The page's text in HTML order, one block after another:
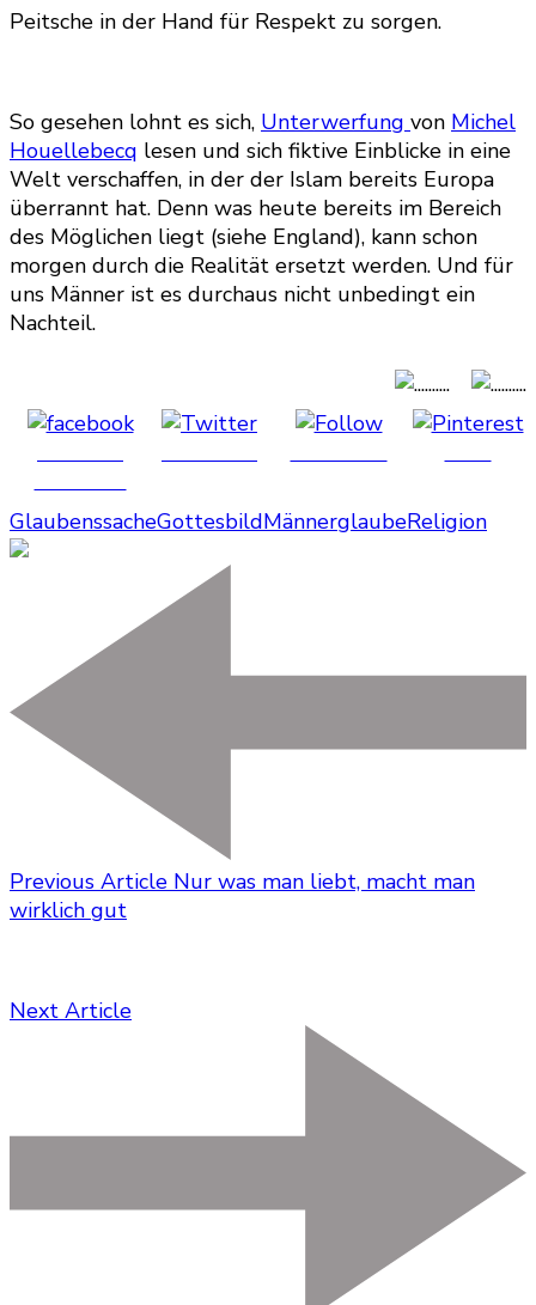
Peitsche in der Hand für Respekt zu sorgen.
So gesehen lohnt es sich, Unterwerfung von Michel
Houellebecq lesen und sich fiktive Einblicke in eine
Welt verschaffen, in der der Islam bereits Europa
überrannt hat. Denn was heute bereits im Bereich
des Möglichen liegt (siehe England), kann schon
morgen durch die Realität ersetzt werden. Und für
uns Männer ist es durchaus nicht unbedingt ein
Nachteil.
GlaubenssacheGottesbildMännerglaubeReligion
Previous Article Nur was man liebt, macht man
wirklich gut
Next Article